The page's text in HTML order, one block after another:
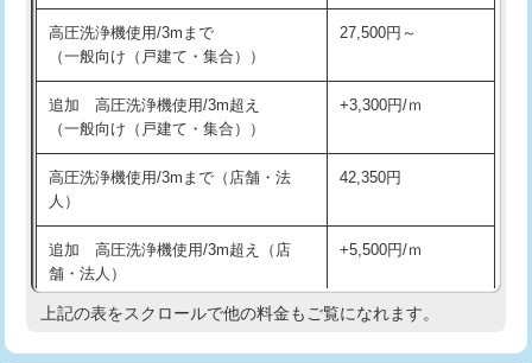
給水管工事※（バンド止め) 3,300円
給水管工事※（支持金具設置)
給水管工事※（保温材使用（バンド止
め込み）)
5,500円
給水管工事※（土の掘削・埋め戻し作
業)
11,000円
給水管工事※（塩ビ管（VP・HI）使
用/3ｍまで)
33,000円
給水管工事※（塩ビ管（VP・HI）使
+8,800円
高圧洗浄機使用/3mまで
（一般向け（戸建て・集合））
27,500円～
追加 高圧洗浄機使用/3m超え
（一般向け（戸建て・集合））
+3,300円/ｍ
高圧洗浄機使用/3mまで（店舗・法
人）
42,350円
追加 高圧洗浄機使用/3m超え（店
舗・法人）
+5,500円/ｍ
高度高圧洗浄換 現地調査
上記の表をスクロールで他の料金もご覧になれます。